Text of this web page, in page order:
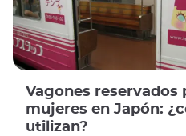
Vagones reservados
mujeres en Japón:
utilizan?